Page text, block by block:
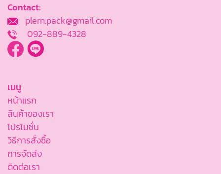
Contact:
plern.pack@gmail.com
092-889-4328
เมนู
หน้าแรก
สินค้าของเรา
โปรโมชั่น
วิธีการสั่งซื้อ
การจัดส่ง
ติดต่อเรา